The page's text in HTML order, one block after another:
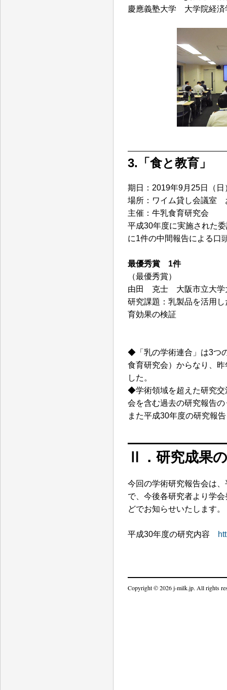
慶應義塾大学 大学院経
3.「食と教育」
期日：2019年9月25日（日
場所：ワイム貸し会議室
主催：牛乳食育研究会
平成30年度に実施された
に1件の中間報告による口
最優秀賞 1件
（最優秀賞）
由田 克士 大阪市立大
研究課題：乳製品を活用
育効果の検証
◆「乳の学術連合」は3つ
食育研究会）からなり、
した。
◆学術領域を超えた研究交
会を含む過去の研究報告
また平成30年度の研究報
Ⅱ．研究成果
今回の学術研究報告会は
で、今後各研究者より学
どでお知らせいたします。
平成30年度の研究内容
Copyright © 2026 j-milk.jp. All rights